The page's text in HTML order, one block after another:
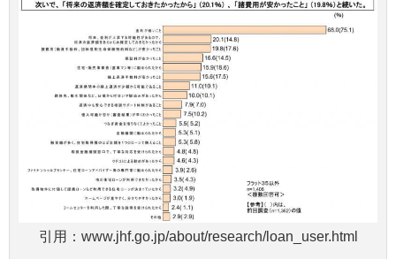
引用：www.jhf.go.jp/about/research/loan_user.html